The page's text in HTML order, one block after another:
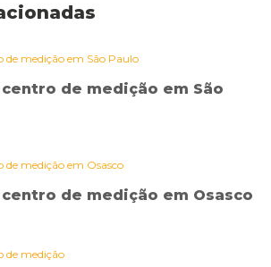
de medição em São
de medição em Osasco